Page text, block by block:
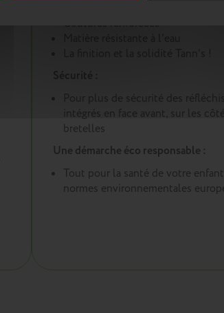
Coutures renforcées
Pour plus de sécurité des
intégrés en face avant, sur les
bretelles
Une démarche éco responsable :
Tout pour la santé de votre
normes environnementales